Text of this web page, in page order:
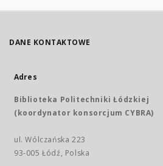
DANE KONTAKTOWE
Adres
Biblioteka Politechniki Łódzkiej
(koordynator konsorcjum CYBRA)
ul. Wólczańska 223
93-005 Łódź, Polska